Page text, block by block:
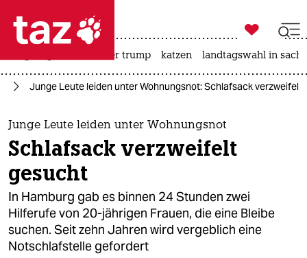
 taz zahl ich
taz zahl ich
themen
politik
öko
gesellschaft
kultur

taz zahl ich
usa unter trump katzen landtagswahl in
Junge Leute leiden unter Wohnungsnot: Schlafsack verzweifelt
Junge Leute leiden unter Wohnungsnot
Schlafsack verzweifelt
gesucht
In Hamburg gab es binnen 24 Stunden zwei
Hilferufe von 20-jährigen Frauen, die eine Bleibe
suchen. Seit zehn Jahren wird vergeblich eine
Notschlafstelle gefordert